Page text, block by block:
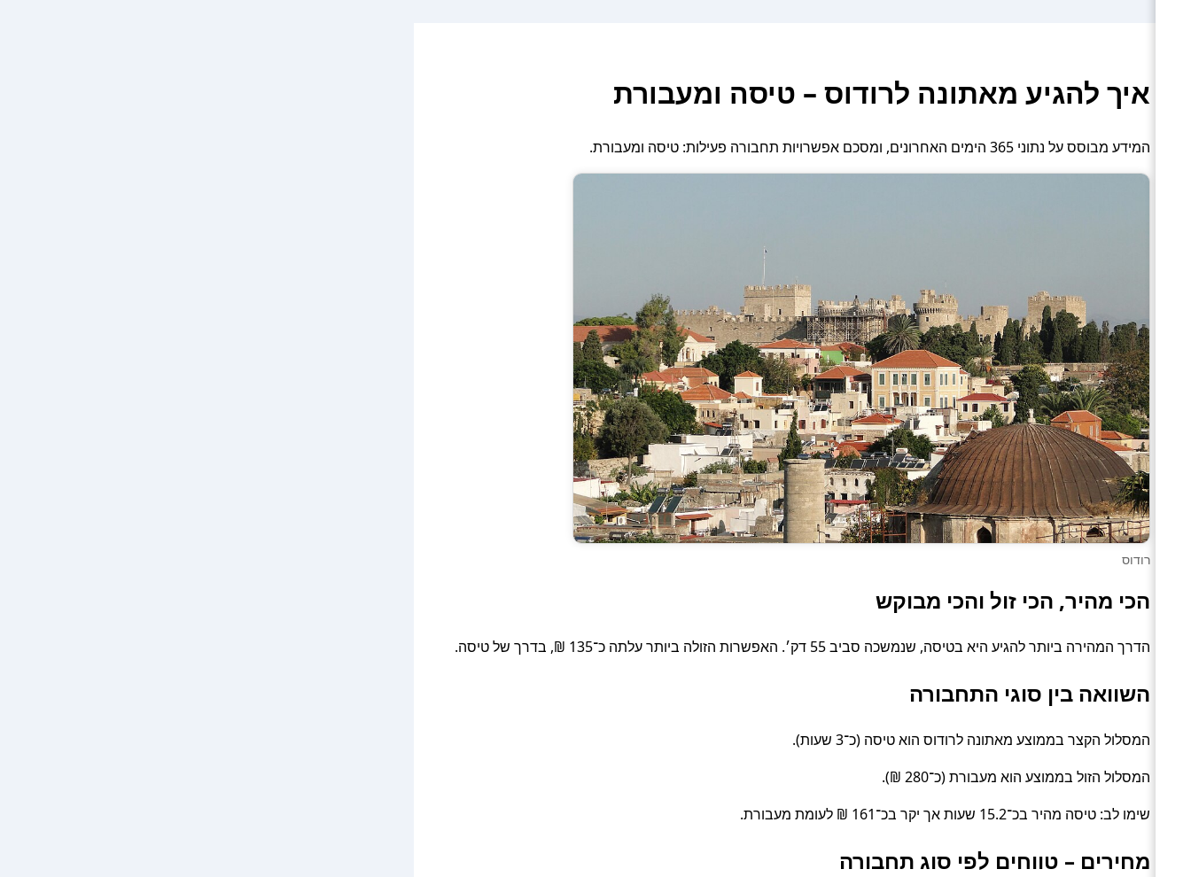
איך להגיע מאתונה לרודוס – טיסה ומעבורת
המידע מבוסס על נתוני 365 הימים האחרונים, ומסכם אפשרויות תחבורה פעילות: טיסה ומעבורת.
רודוס
הכי מהיר, הכי זול והכי מבוקש
הדרך המהירה ביותר להגיע היא בטיסה, שנמשכה סביב 55 דק׳. האפשרות הזולה ביותר עלתה כ־135 ₪, בדרך של טיסה.
השוואה בין סוגי התחבורה
המסלול הקצר בממוצע מאתונה לרודוס הוא טיסה (כ־3 שעות).
המסלול הזול בממוצע הוא מעבורת (כ־280 ₪).
שימו לב: טיסה מהיר בכ־15.2 שעות אך יקר בכ־161 ₪ לעומת מעבורת.
מחירים – טווחים לפי סוג תחבורה